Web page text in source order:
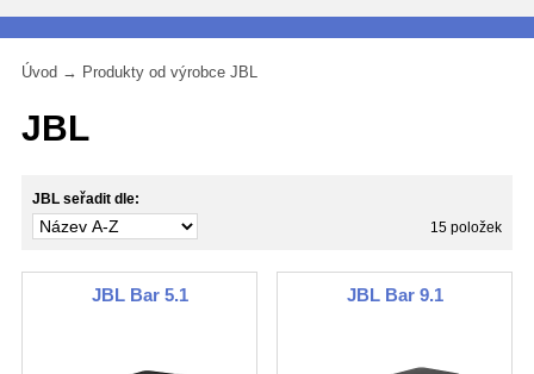
Úvod → Produkty od výrobce JBL
JBL
JBL seřadit dle:
15 položek
JBL Bar 5.1 JBL Bar 9.1